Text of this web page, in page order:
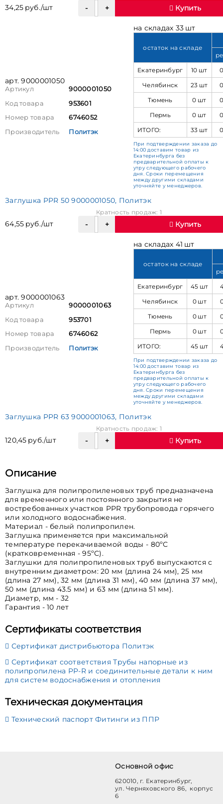
34,25 руб./шт Купить
арт. 9000001050
Артикул
9000001050
Код товара
953601
Номер товара
6746052
Производитель
Политэк
на складах 33 шт
остаток на складе
Екатеринбург
10 шт
Челябинск
23 шт
Тюмень
0 шт
Пермь
0 шт
ИТОГО:
33 шт
При подтверждении заказа до
14:00 доставим товар из
Екатеринбурга без
предварительной оплаты к
утру следующего рабочего
дня. Сроки перемещения
между другими складами
уточняйте у менеджеров.
Заглушка PPR 50 9000001050, Политэк
64,55 руб./шт
Кратность продаж: 1
Купить
арт. 9000001063
Артикул
9000001063
Код товара
953701
Номер товара
6746062
Производитель
Политэк
на складах 41 шт
остаток на складе
Екатеринбург
45 шт
Челябинск
0 шт
Тюмень
0 шт
Пермь
0 шт
ИТОГО:
45 шт
При подтверждении заказа до
14:00 доставим товар из
Екатеринбурга без
предварительной оплаты к
утру следующего рабочего
дня. Сроки перемещения
между другими складами
уточняйте у менеджеров.
Заглушка PPR 63 9000001063, Политэк
120,45 руб./шт
Кратность продаж: 1
Купить
Описание
Заглушка для полипропиленовых труб предназначена
для временного или постоянного закрытия не
востребованных участков PPR трубопровода горячего
или холодного водоснабжения.
Материал - белый полипропилен.
Заглушка применяется при максимальной
температуре перекачиваемой воды - 80ºС
(кратковременная - 95ºС).
Заглушки для полипропиленовых труб выпускаются с
внутренним диаметром: 20 мм (длина 24 мм), 25 мм
(длина 27 мм), 32 мм (длина 31 мм), 40 мм (длина 37 мм),
50 мм (длина 43.5 мм) и 63 мм (длина 51 мм).
Диаметр, мм - 32
Гарантия - 10 лет
Сертификаты соответствия
Сертификат дистрибьютора Политэк
Сертификат соответствия Трубы напорные из
полипропилена PP-R и соединительные детали к ним
для систем водоснабжения и отопления
Техническая документация
Технический паспорт Фитинги из ППР
Основной офис
620010, г. Екатеринбург,
ул. Черняховского 86, корпус
6